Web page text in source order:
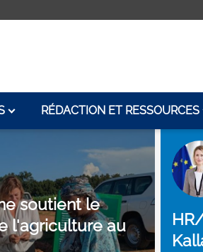
RÉDACTION ET RESSOURCES
soutient le
l'agriculture au